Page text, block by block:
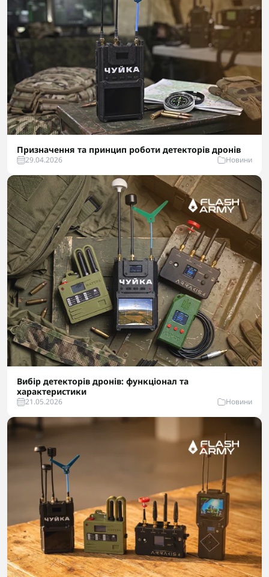
Призначення та принцип роботи детекторів дронів
29.04.2026 Новини
Вибір детекторів дронів: функціонал та
характеристики
21.05.2026 Новини